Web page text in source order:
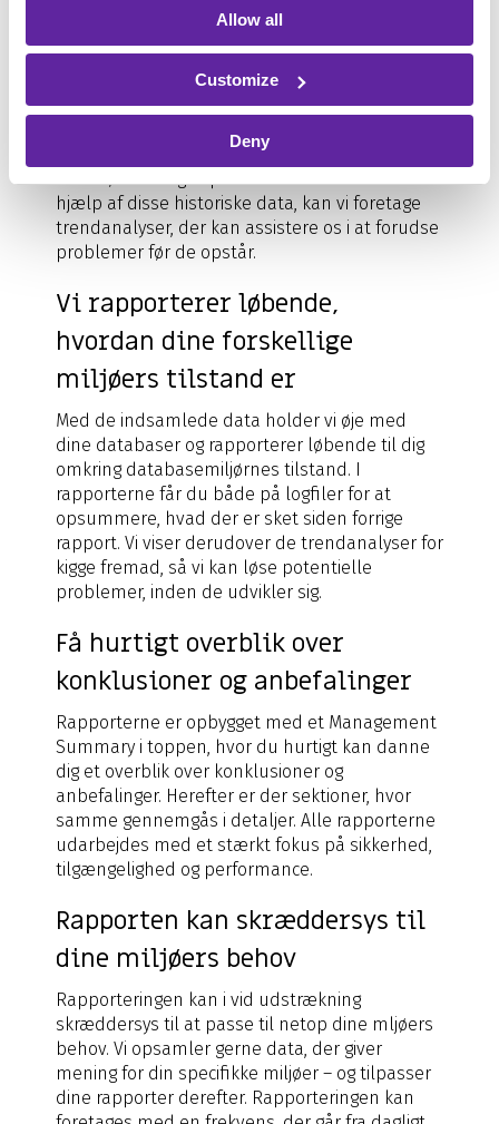
Allow all
Customize
Deny
databasemiljø kan være afgørende for at
Vi kan opsamle store mængder af data om
dine databaser og gemme dem. Dermed har vi
en god historik, som vi kan benytte til at give dig
anbefalinger om ændringer og forbedringer,
som bør foretages på dine databaser. Ved
hjælp af disse historiske data, kan vi foretage
trendanalyser, der kan assistere os i at forudse
problemer før de opstår.
Vi rapporterer løbende,
hvordan dine forskellige
miljøers tilstand er
Med de indsamlede data holder vi øje med
dine databaser og rapporterer løbende til dig
omkring databasemiljørnes tilstand. I
rapporterne får du både på logfiler for at
opsummere, hvad der er sket siden forrige
rapport. Vi viser derudover de trendanalyser for
kigge fremad, så vi kan løse potentielle
problemer, inden de udvikler sig.
Få hurtigt overblik over
konklusioner og anbefalinger
Rapporterne er opbygget med et Management
Summary i toppen, hvor du hurtigt kan danne
dig et overblik over konklusioner og
anbefalinger. Herefter er der sektioner, hvor
samme gennemgås i detaljer. Alle rapporterne
udarbejdes med et stærkt fokus på sikkerhed,
tilgængelighed og performance.
Rapporten kan skræddersys til
dine miljøers behov
Rapporteringen kan i vid udstrækning
skræddersys til at passe til netop dine mljøers
behov. Vi opsamler gerne data, der giver
mening for din specifikke miljøer – og tilpasser
dine rapporter derefter. Rapporteringen kan